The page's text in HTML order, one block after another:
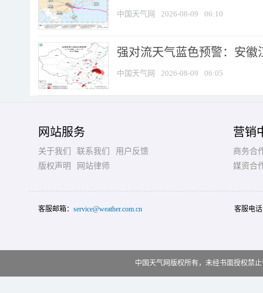
中国天气网 2026-08-09 06:10
强对流天气蓝色预警：安徽
中国天气网 2026-08-09 06:05
网站服务
关于我们 联系我们
用户反馈
版权声明
网站律师
营销
商务合
媒资合
客服邮箱： service@weather.com.cn 客服电
中国天气网版权所有，未经书面授权